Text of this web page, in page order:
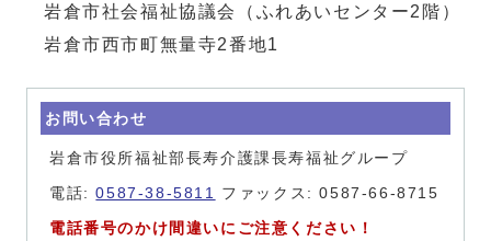
岩倉市社会福祉協議会（ふれあいセンター2階）
岩倉市西市町無量寺2番地1
お問い合わせ
岩倉市役所福祉部長寿介護課長寿福祉グループ
電話:0587-38-5811 ファックス: 0587-66-8715
電話番号のかけ間違いにご注意ください！